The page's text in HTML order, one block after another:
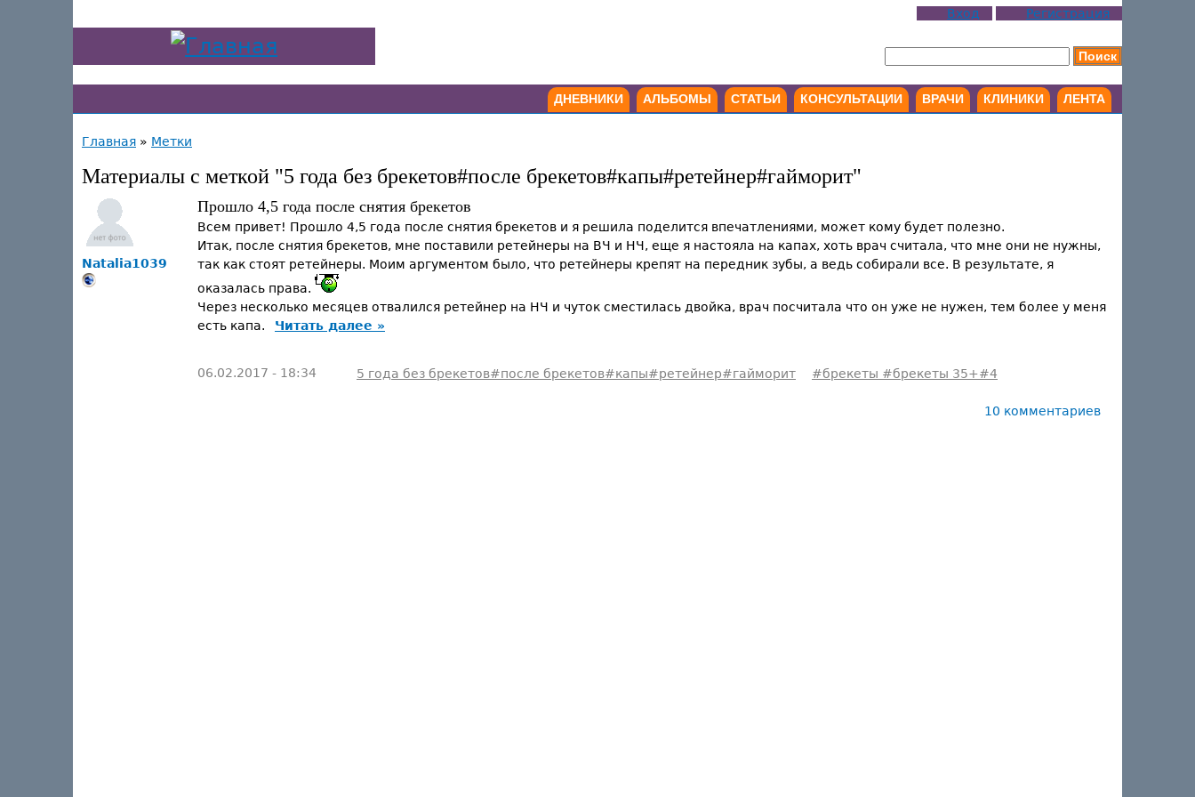
Вход Регистрация
ДНЕВНИКИ АЛЬБОМЫ СТАТЬИ КОНСУЛЬТАЦИИ ВРАЧИ КЛИНИКИ ЛЕНТА
Главная » Метки
Материалы с меткой "5 года без брекетов#после брекетов#капы#ретейнер#гайморит"
Natalia1039
Прошло 4,5 года после снятия брекетов
Всем привет! Прошло 4,5 года после снятия брекетов и я решила поделится впечатлениями, может кому будет полезно.
Итак, после снятия брекетов, мне поставили ретейнеры на ВЧ и НЧ, еще я настояла на капах, хоть врач считала, что мне они не нужны,
так как стоят ретейнеры. Моим аргументом было, что ретейнеры крепят на передник зубы, а ведь собирали все. В результате, я
оказалась права.
Через несколько месяцев отвалился ретейнер на НЧ и чуток сместилась двойка, врач посчитала что он уже не нужен, тем более у меня
есть капа.
Читать далее »
06.02.2017 - 18:34 5 года без брекетов#после брекетов#капы#ретейнер#гайморит #брекеты #брекеты 35+#4
10 комментариев